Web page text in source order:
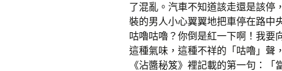
了混亂。汽車不知道該走還是該停
裝的男人小心翼翼地把車停在路中
咕嚕咕嚕？你倒是紅一下啊！我要
這種氣味，這種不祥的「咕嚕」聲
《沾醬秘笈》裡記載的第一句：「